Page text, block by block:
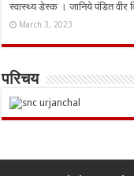
स्वास्थ्य डेस्क । जानिये पंडित वीर
March 3, 2023
परिचय